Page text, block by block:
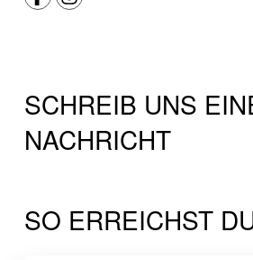
SCHREIB UNS
NACHRICHT
SO ERREICHST